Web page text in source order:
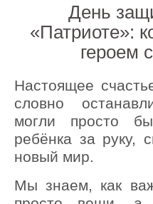
День
«Патриоте»:
героем
Настоящее
словно
могли просто
ребёнка за руку,
новый мир.
Мы знаем, как